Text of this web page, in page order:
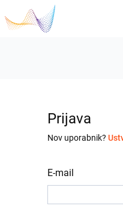
Prijava
Nov uporabnik?
E-mail